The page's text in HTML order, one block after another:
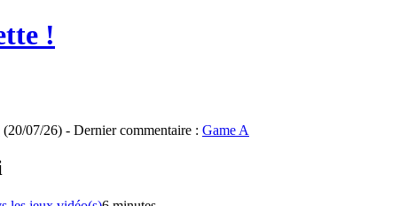
!
(20/07/26) - Dernier commentaire : Game A